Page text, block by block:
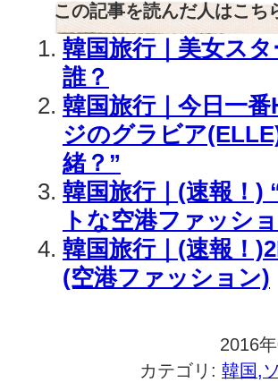
この記事を読んだ人はこち
韓国旅行｜美女ス
誰？
韓国旅行｜今日一
ジのグラビア
緒？”
韓国旅行｜(速報！)
トな空港ファッシ
韓国旅行｜(速報！
(空港ファッション)
2016
カテゴリ: 韓国,